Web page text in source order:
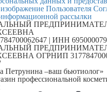
Пользователя
рассылки
| ИНН
ОГРНИП
Петрунина –ваш бьютиолог»
профессиональной